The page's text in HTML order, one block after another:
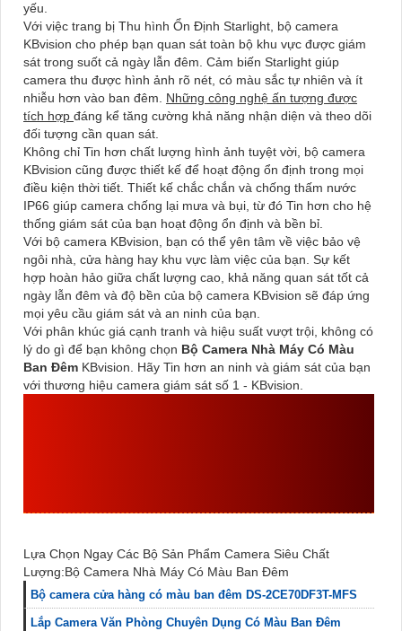
yếu.
Với việc trang bị Thu hình Ổn Định Starlight, bộ camera
KBvision cho phép bạn quan sát toàn bộ khu vực được giám
sát trong suốt cả ngày lẫn đêm. Cảm biến Starlight giúp
camera thu được hình ảnh rõ nét, có màu sắc tự nhiên và ít
nhiễu hơn vào ban đêm. Những công nghệ ấn tượng được
tích hợp đáng kể tăng cường khả năng nhận diện và theo dõi
đối tượng cần quan sát.
Không chỉ Tin hơn chất lượng hình ảnh tuyệt vời, bộ camera
KBvision cũng được thiết kế để hoạt động ổn định trong mọi
điều kiện thời tiết. Thiết kế chắc chắn và chống thấm nước
IP66 giúp camera chống lại mưa và bụi, từ đó Tin hơn cho hệ
thống giám sát của bạn hoạt động ổn định và bền bỉ.
Với bộ camera KBvision, bạn có thể yên tâm về việc bảo vệ
ngôi nhà, cửa hàng hay khu vực làm việc của bạn. Sự kết
hợp hoàn hảo giữa chất lượng cao, khả năng quan sát tốt cả
ngày lẫn đêm và độ bền của bộ camera KBvision sẽ đáp ứng
mọi yêu cầu giám sát và an ninh của bạn.
Với phân khúc giá cạnh tranh và hiệu suất vượt trội, không có
lý do gì để bạn không chọn Bộ Camera Nhà Máy Có Màu
Ban Đêm KBvision. Hãy Tin hơn an ninh và giám sát của bạn
với thương hiệu camera giám sát số 1 - KBvision.
Lựa Chọn Ngay Các Bộ Sản Phẩm Camera Siêu Chất
Lượng:Bộ Camera Nhà Máy Có Màu Ban Đêm
Bộ camera cửa hàng có màu ban đêm DS-2CE70DF3T-MFS
Lắp Camera Văn Phòng Chuyên Dụng Có Màu Ban Đêm